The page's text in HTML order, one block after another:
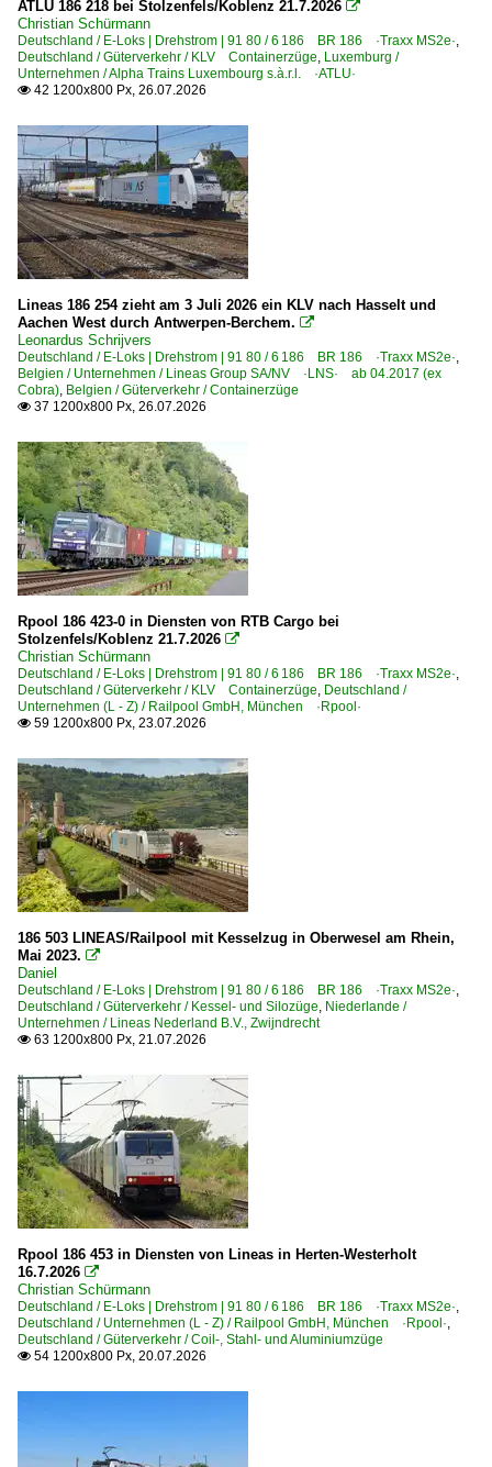
Aw Dessau
Bw Aachen West
Bw Dresden-Friedrichstadt
Bw Eisenach
Bahndienstfahrzeuge
BR 711.1 | GBM Hubarbeitsbühnen-IFO
BR 741.1 | GBM GAF 100 R Gleisarbeitsfahrzeug
Gleisbaumaschinen und -kräne | sonstige
Schienenreinigung
Stopfmaschinen | sonstige
Winterdienst
Zweiwegefahrzeuge
1 203 BR 203.3 Umbau DR V 100.1
Bahnhöfe (A - E)
Aachen
Allerheiligen
Altenbeken
Angermünde
Angersdorf
Annaburg
Aßling in Oberbayern
Augsburg (sonstige)
Bad Bentheim (Grenze D/NL)
Bad Honnef
Bad Schandau
Basel Bad Bf
Berlin (Sonstige)
Berlin Alexanderplatz
Berlin Gesundbrunnen
Berlin Grunewald
Berlin Hohenschönhausen
Berlin Lichtenberg
Berlin Ostbahnhof
Berlin Schönefeld Flughafen
Berlin Wannsee
Berlin Zoologischer Garten
Beuel
Bitterfeld
ATLU 186 218 bei Stolzenfels/Koblenz 21.7.2026 
Christian Schürmann
Deutschland / E-Loks | Drehstrom | 91 80 / 6 186 BR 186 ·Traxx MS2e·,
Deutschland / Güterverkehr / KLV Containerzüge, Luxemburg /
Unternehmen / Alpha Trains Luxembourg s.à.r.l. ·ATLU·
 42 1200x800 Px, 26.07.2026
Lineas 186 254 zieht am 3 Juli 2026 ein KLV nach Hasselt und
Aachen West durch Antwerpen-Berchem. 
Leonardus Schrijvers
Deutschland / E-Loks | Drehstrom | 91 80 / 6 186 BR 186 ·Traxx MS2e·,
Belgien / Unternehmen / Lineas Group SA/NV ·LNS· ab 04.2017 (ex
Cobra), Belgien / Güterverkehr / Containerzüge
 37 1200x800 Px, 26.07.2026
Rpool 186 423-0 in Diensten von RTB Cargo bei
Stolzenfels/Koblenz 21.7.2026 
Christian Schürmann
Deutschland / E-Loks | Drehstrom | 91 80 / 6 186 BR 186 ·Traxx MS2e·,
Deutschland / Güterverkehr / KLV Containerzüge, Deutschland /
Unternehmen (L - Z) / Railpool GmbH, München ·Rpool·
 59 1200x800 Px, 23.07.2026
186 503 LINEAS/Railpool mit Kesselzug in Oberwesel am Rhein,
Mai 2023. 
Daniel
Deutschland / E-Loks | Drehstrom | 91 80 / 6 186 BR 186 ·Traxx MS2e·,
Deutschland / Güterverkehr / Kessel- und Silozüge, Niederlande /
Unternehmen / Lineas Nederland B.V., Zwijndrecht
 63 1200x800 Px, 21.07.2026
Rpool 186 453 in Diensten von Lineas in Herten-Westerholt
16.7.2026 
Christian Schürmann
Deutschland / E-Loks | Drehstrom | 91 80 / 6 186 BR 186 ·Traxx MS2e·,
Deutschland / Unternehmen (L - Z) / Railpool GmbH, München ·Rpool·,
Deutschland / Güterverkehr / Coil-, Stahl- und Aluminiumzüge
 54 1200x800 Px, 20.07.2026